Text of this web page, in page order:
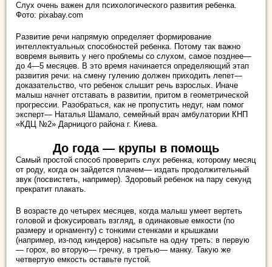
Слух очень важен для психологического развития ребенка.
Фото: pixabay.com
Развитие речи напрямую определяет формирование
интеллектуальных способностей ребенка. Потому так важно
вовремя выявить у него проблемы со слухом, самое позднее—
до 4—5 месяцев. В это время начинается определяющий этап
развития речи: на смену гулению должен приходить лепет—
доказательство, что ребенок слышит речь взрослых. Иначе
малыш начнет отставать в развитии, притом в геометрической
прогрессии. Разобраться, как не пропустить недуг, нам помог
эксперт— Наталья Шамало, семейный врач амбулатории КНП
«КДЦ №2» Дарницого района г. Киева.
До года — крупы в помощь
Самый простой способ проверить слух ребенка, которому месяц
от роду, когда он зайдется плачем— издать продолжительный
звук (посвистеть, например). Здоровый ребенок на пару секунд
прекратит плакать.
В возрасте до четырех месяцев, когда малыш умеет вертеть
головой и фокусировать взгляд, в одинаковые емкости (по
размеру и орнаменту) с тонкими стенками и крышками
(например, из-под киндеров) насыпьте на одну треть: в первую
— горох, во вторую— гречку, в третью— манку. Такую же
четвертую емкость оставьте пустой.